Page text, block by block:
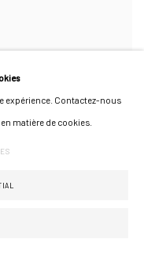
expérience. Contactez-nous
matière de cookies.